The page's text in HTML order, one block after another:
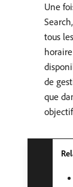
Une
tous
de
que